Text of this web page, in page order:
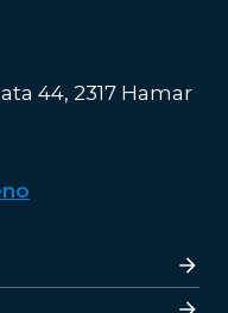
44, 2317 Hamar